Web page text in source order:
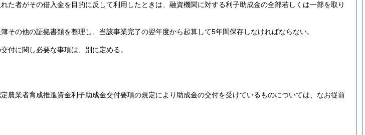
た者がその借入金を目的に反して利用したときは、融資機関に対する利子助成金の全部若しくは一部を取り
その他の証拠書類を整理し、当該事業完了の翌年度から起算して5年間保存しなければならない。
付に関し必要な事項は、別に定める。
農業者育成推進資金利子助成金交付要項の規定により助成金の交付を受けているものについては、なお従前